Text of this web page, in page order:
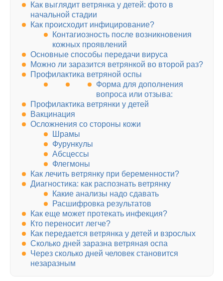
Как выглядит ветрянка у детей: фото в
начальной стадии
Как происходит инфицирование?
Контагиозность после возникновения
кожных проявлений
Основные способы передачи вируса
Можно ли заразится ветрянкой во второй раз?
Профилактика ветряной оспы
Форма для дополнения
вопроса или отзыва:
Профилактика ветрянки у детей
Вакцинация
Осложнения со стороны кожи
Шрамы
Фурункулы
Абсцессы
Флегмоны
Как лечить ветрянку при беременности?
Диагностика: как распознать ветрянку
Какие анализы надо сдавать
Расшифровка результатов
Как еще может протекать инфекция?
Кто переносит легче?
Как передается ветрянка у детей и взрослых
Сколько дней заразна ветряная оспа
Через сколько дней человек становится
незаразным